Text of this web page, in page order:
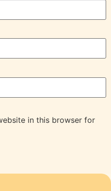
in this browser for